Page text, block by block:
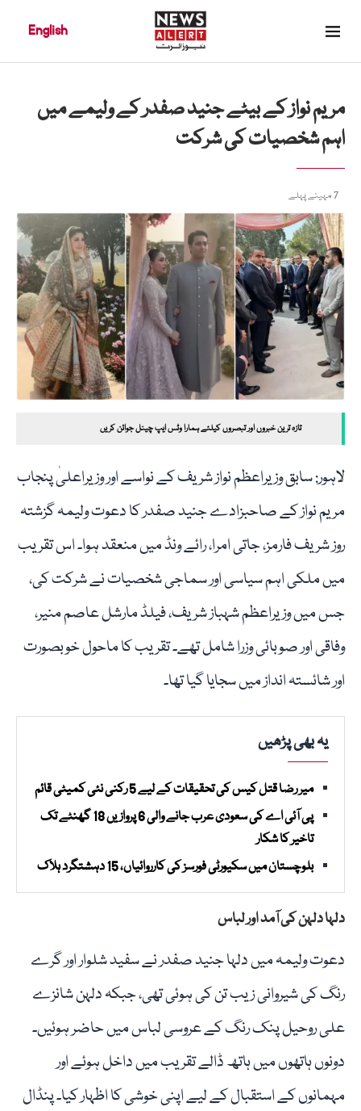
English
مریم نواز کے بیٹے جنید صفدر کے ولیمے میں
اہم شخصیات کی شرکت
7 مہینے پہلے
تازہ ترین خبروں اور تبصروں کیلئے ہمارا وٹس ایپ چینل جوائن کریں
لاہور: سابق وزیراعظم نواز شریف کے نواسے اور وزیراعلیٰ پنجاب
مریم نواز کے صاحبزادے جنید صفدر کا دعوت ولیمہ گزشتہ
روز شریف فارمز، جاتی امرا، رائے ونڈ میں منعقد ہوا۔ اس تقریب
میں ملکی اہم سیاسی اور سماجی شخصیات نے شرکت کی،
جس میں وزیراعظم شہباز شریف، فیلڈ مارشل عاصم منیر،
وفاقی اور صوبائی وزرا شامل تھے۔ تقریب کا ماحول خوبصورت
اور شائستہ انداز میں سجایا گیا تھا۔
یہ بھی پڑھیں
میر رضا قتل کیس کی تحقیقات کے لیے 5 رکنی نئی کمیٹی قائم
پی آئی اے کی سعودی عرب جانے والی 6 پروازیں 18 گھنٹے تک
تاخیر کا شکار
بلوچستان میں سکیورٹی فورسز کی کارروائیاں، 15 دہشتگرد ہلاک
دلہا دلہن کی آمد اور لباس
دعوت ولیمہ میں دلہا جنید صفدر نے سفید شلوار اور گرے
رنگ کی شیروانی زیب تن کی ہوئی تھی، جبکہ دلہن شانزے
علی روحیل پنک رنگ کے عروسی لباس میں حاضر ہوئیں۔
دونوں ہاتھوں میں ہاتھ ڈالے تقریب میں داخل ہوئے اور
مہمانوں کے استقبال کے لیے اپنی خوشی کا اظہار کیا۔ پنڈال